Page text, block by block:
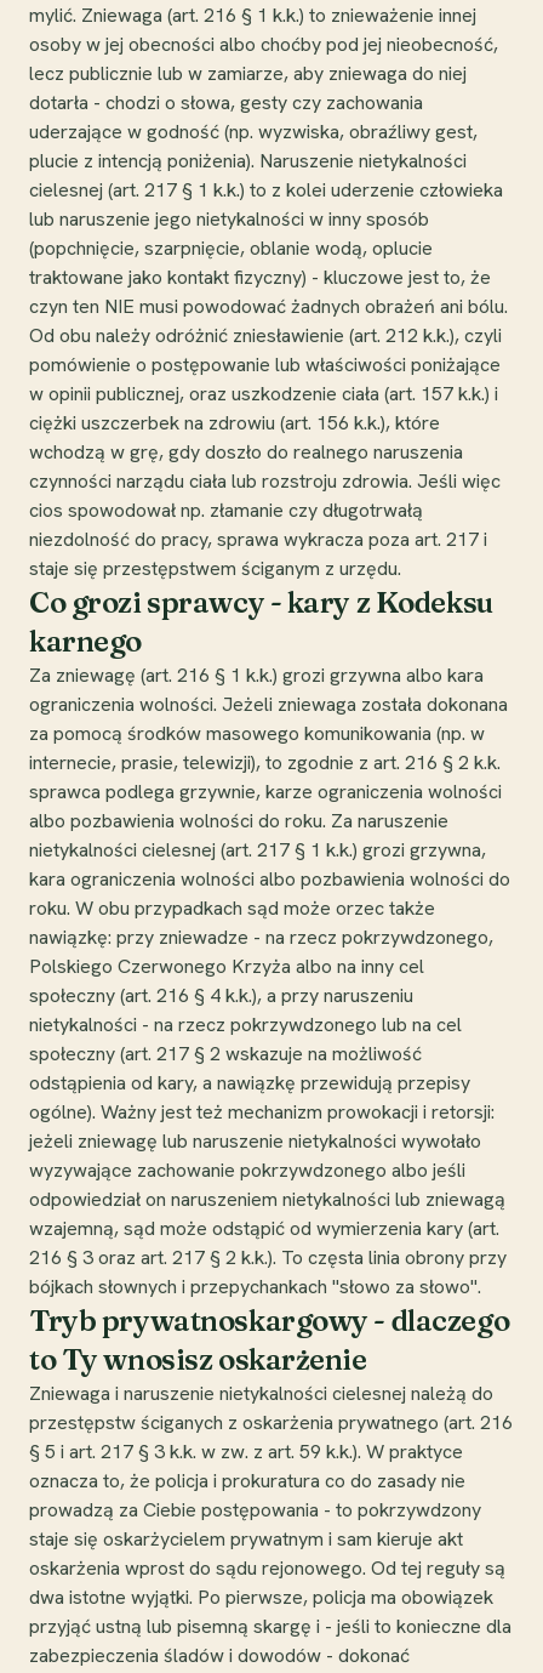
mylić. Zniewaga (art. 216 § 1 k.k.) to znieważenie innej
osoby w jej obecności albo choćby pod jej nieobecność,
lecz publicznie lub w zamiarze, aby zniewaga do niej
dotarła - chodzi o słowa, gesty czy zachowania
uderzające w godność (np. wyzwiska, obraźliwy gest,
plucie z intencją poniżenia). Naruszenie nietykalności
cielesnej (art. 217 § 1 k.k.) to z kolei uderzenie człowieka
lub naruszenie jego nietykalności w inny sposób
(popchnięcie, szarpnięcie, oblanie wodą, oplucie
traktowane jako kontakt fizyczny) - kluczowe jest to, że
czyn ten NIE musi powodować żadnych obrażeń ani bólu.
Od obu należy odróżnić zniesławienie (art. 212 k.k.), czyli
pomówienie o postępowanie lub właściwości poniżające
w opinii publicznej, oraz uszkodzenie ciała (art. 157 k.k.) i
ciężki uszczerbek na zdrowiu (art. 156 k.k.), które
wchodzą w grę, gdy doszło do realnego naruszenia
czynności narządu ciała lub rozstroju zdrowia. Jeśli więc
cios spowodował np. złamanie czy długotrwałą
niezdolność do pracy, sprawa wykracza poza art. 217 i
staje się przestępstwem ściganym z urzędu.
Co grozi sprawcy - kary z Kodeksu
karnego
Za zniewagę (art. 216 § 1 k.k.) grozi grzywna albo kara
ograniczenia wolności. Jeżeli zniewaga została dokonana
za pomocą środków masowego komunikowania (np. w
internecie, prasie, telewizji), to zgodnie z art. 216 § 2 k.k.
sprawca podlega grzywnie, karze ograniczenia wolności
albo pozbawienia wolności do roku. Za naruszenie
nietykalności cielesnej (art. 217 § 1 k.k.) grozi grzywna,
kara ograniczenia wolności albo pozbawienia wolności do
roku. W obu przypadkach sąd może orzec także
nawiązkę: przy zniewadze - na rzecz pokrzywdzonego,
Polskiego Czerwonego Krzyża albo na inny cel
społeczny (art. 216 § 4 k.k.), a przy naruszeniu
nietykalności - na rzecz pokrzywdzonego lub na cel
społeczny (art. 217 § 2 wskazuje na możliwość
odstąpienia od kary, a nawiązkę przewidują przepisy
ogólne). Ważny jest też mechanizm prowokacji i retorsji:
jeżeli zniewagę lub naruszenie nietykalności wywołało
wyzywające zachowanie pokrzywdzonego albo jeśli
odpowiedział on naruszeniem nietykalności lub zniewagą
wzajemną, sąd może odstąpić od wymierzenia kary (art.
216 § 3 oraz art. 217 § 2 k.k.). To częsta linia obrony przy
bójkach słownych i przepychankach "słowo za słowo".
Tryb prywatnoskargowy - dlaczego
to Ty wnosisz oskarżenie
Zniewaga i naruszenie nietykalności cielesnej należą do
przestępstw ściganych z oskarżenia prywatnego (art. 216
§ 5 i art. 217 § 3 k.k. w zw. z art. 59 k.k.). W praktyce
oznacza to, że policja i prokuratura co do zasady nie
prowadzą za Ciebie postępowania - to pokrzywdzony
staje się oskarżycielem prywatnym i sam kieruje akt
oskarżenia wprost do sądu rejonowego. Od tej reguły są
dwa istotne wyjątki. Po pierwsze, policja ma obowiązek
przyjąć ustną lub pisemną skargę i - jeśli to konieczne dla
zabezpieczenia śladów i dowodów - dokonać